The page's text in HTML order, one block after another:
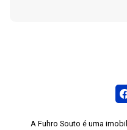
salão de festas,
que agrega
rotina. Perfil ideal: Ideal para estudantes, casais
A Fuhro Souto é uma